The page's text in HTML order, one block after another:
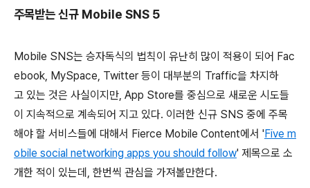
주목받는 신규 Mobile SNS 5
Mobile SNS는 승자독식의 법칙이 유난히 많이 적용이 되어 Fac
ebook, MySpace, Twitter 등이 대부분의 Traffic을 차지하
고 있는 것은 사실이지만, App Store를 중심으로 새로운 시도들
이 지속적으로 계속되어 지고 있다. 이러한 신규 SNS 중에 주목
해야 할 서비스들에 대해서 Fierce Mobile Content에서 ' Five m
obile social networking apps you should follow' 제목으로 소
개한 적이 있는데, 한번씩 관심을 가져볼만한다.